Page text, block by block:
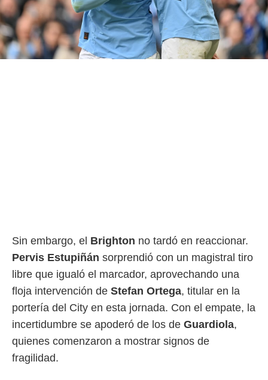
e
mediante
Sin embargo, el Brighton no tardó en reaccionar.
Pervis Estupiñán sorprendió con un magistral tiro
libre que igualó el marcador, aprovechando una
floja intervención de Stefan Ortega, titular en la
portería del City en esta jornada. Con el empate, la
incertidumbre se apoderó de los de Guardiola,
quienes comenzaron a mostrar signos de
fragilidad.